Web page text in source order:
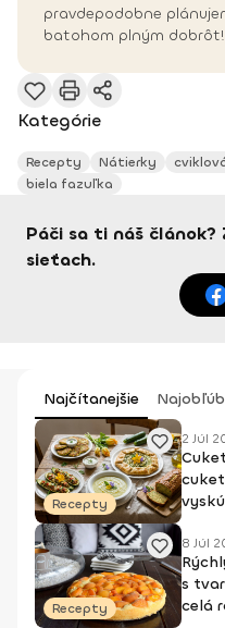
pravdepodobne
batohom plným dobrôt!
Kategórie
Recepty Nátierky
biela fazuľka
Páči sa ti náš
sieťach.
Najčítanejšie
Recepty
2 Júl
Recepty
8 Júl
s
celá